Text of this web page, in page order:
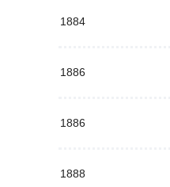
1884
1886
1886
1888